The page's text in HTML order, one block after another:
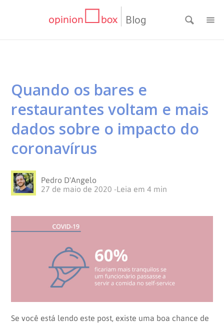
Blog
Quando os bares e
restaurantes voltam e mais
dados sobre o impacto do
coronavírus
Pedro D'Angelo
27 de maio de 2020 -Leia em4 min
Se você está lendo este post, existe uma boa chance de
CATEGORIAS
Dicas
Pesquisas
Questionários
Inovação
Customer
Opinion
Recentes
DE
PESQUISA
MATERIAIS
WEBINARS
SOBRE
BOX
SOLUÇÕES
Customizadas
Plataforma